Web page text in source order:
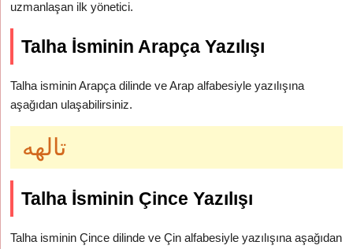
uzmanlaşan ilk yönetici.
Talha İsminin Arapça Yazılışı
Talha isminin Arapça dilinde ve Arap alfabesiyle yazılışına
aşağıdan ulaşabilirsiniz.
تالهه
Talha İsminin Çince Yazılışı
Talha isminin Çince dilinde ve Çin alfabesiyle yazılışına aşağıdan